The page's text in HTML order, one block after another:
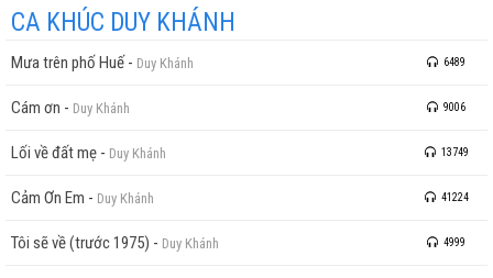
CA KHÚC DUY KHÁNH
Mưa trên phố Huế- Duy Khánh 6489
Cám ơn - Duy Khánh 9006
Lối về đất mẹ - Duy Khánh 13749
Cảm Ơn Em - Duy Khánh 41224
Tôi sẽ về (trước 1975) - Duy Khánh 4999